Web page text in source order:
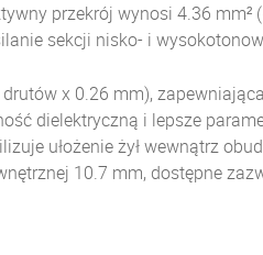
przekrój wynosi 4.36
sekcji nisko- i
x 0.26 mm),
dielektryczną i lepsze
ułożenie żył wewnątrz
10.7 mm, dostępne